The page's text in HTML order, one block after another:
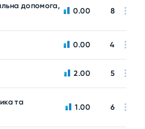
допомога,
0.00 8
0.00 4
2.00 5
та
1.00 6